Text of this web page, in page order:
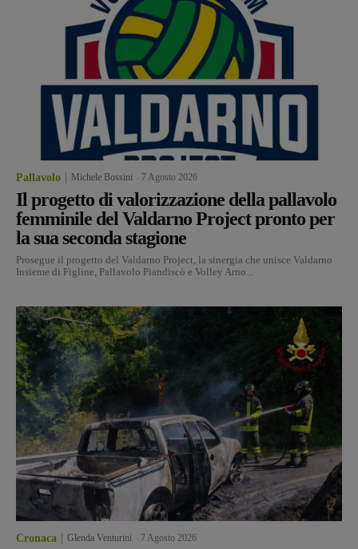
Pallavolo Michele Bossini 7 Agosto 2026
Il progetto di valorizzazione della pallavolo
femminile del Valdarno Project pronto per
la sua seconda stagione
Prosegue il progetto del Valdarno Project, la sinergia che unisce Valdarno
Insieme di Figline, Pallavolo Piandiscò e Volley Arno...
Cronaca Glenda Venturini 7 Agosto 2026